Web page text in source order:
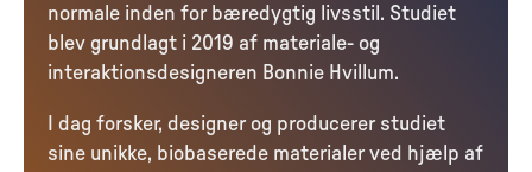
normale inden for bæredygtig livsstil. Studiet
blev grundlagt i 2019 af materiale- og
interaktionsdesigneren Bonnie Hvillum.
I dag forsker, designer og producerer studiet
sine unikke, biobaserede materialer ved hjælp af